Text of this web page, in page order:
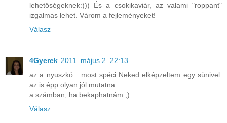
lehetőségeknek:))) És a csokikaviár, az valami "roppant"
izgalmas lehet. Várom a fejleményeket!
Válasz
4Gyerek 2011. május 2. 22:13
az a nyuszkó....most spéci Neked elképzeltem egy sünivel.
az is épp olyan jól mutatna.
a számban, ha bekaphatnám ;)
Válasz